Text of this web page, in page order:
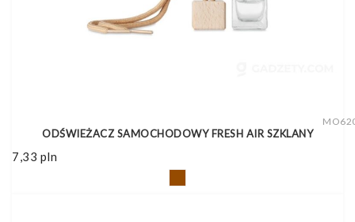
ODŚWIEŻACZ SAMOCHODOWY FRESH AIR SZKLANY
7,33 pln